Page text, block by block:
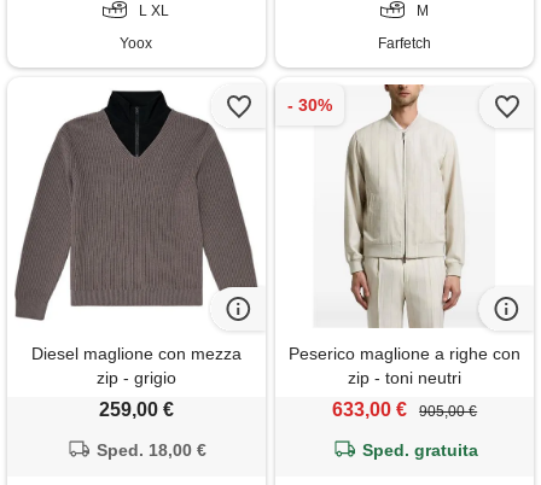
L XL
Yoox
M
Farfetch
Diesel maglione con mezza
zip - grigio
259,00 €
Sped. 18,00 €
Peserico maglione a righe con
zip - toni neutri
633,00 € 905,00 €
Sped. gratuita